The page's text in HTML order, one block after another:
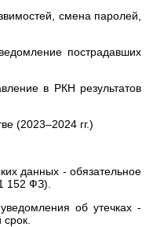
смена паролей,
пострадавших
в РКН результатов
(2023–2024 гг.)
- обязательное
152 ФЗ).
об утечках -